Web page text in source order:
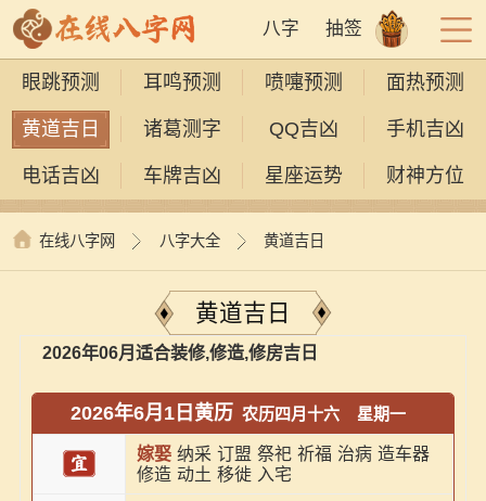
八字 抽签
眼跳预测 耳鸣预测 喷嚏预测 面热预测
黄道吉日 诸葛测字 QQ吉凶 手机吉凶
电话吉凶 车牌吉凶 星座运势 财神方位
在线八字网 八字大全 黄道吉日
黄道吉日
2026年06月适合装修,修造,修房吉日
2026年6月1日黄历 农历四月十六 星期一
嫁娶 纳采 订盟 祭祀 祈福 治病 造车器
修造 动土 移徙 入宅